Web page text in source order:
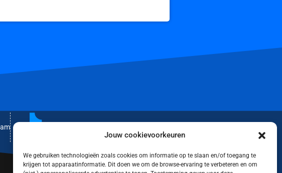
Jouw cookievoorkeuren
We gebruiken technologieën zoals cookies om informatie op te slaan en/of toegang te
krijgen tot apparaatinformatie. Dit doen we om de browse-ervaring te verbeteren en om